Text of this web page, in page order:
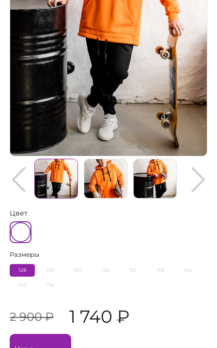
Цвет
Размеры
128 134 140 146 152 158 164
170 176
2 900 ₽ 1 740 ₽